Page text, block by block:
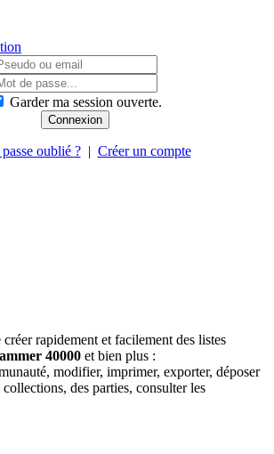
Garder ma session ouverte.
oublié ?| Créer un compte
créer rapidement et facilement des listes
40000 et bien plus :
modifier, imprimer, exporter, déposer
des parties, consulter les